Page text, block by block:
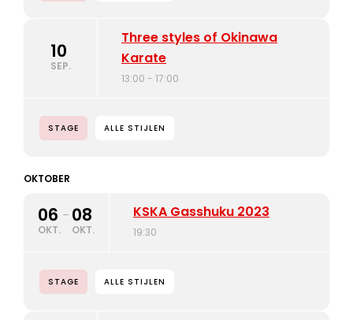
10
SEP.
Three styles of Okinawa
Karate
13:00 - 17:00
STAGE ALLE STIJLEN
OKTOBER
06
OKT.
- 08
OKT.
KSKA Gasshuku 2023
19:30
STAGE ALLE STIJLEN